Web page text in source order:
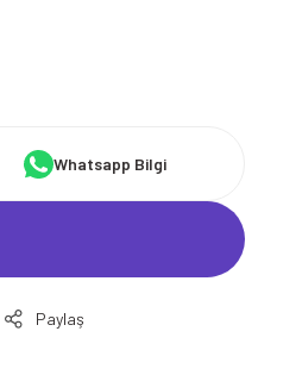
Whatsapp Bilgi
Paylaş